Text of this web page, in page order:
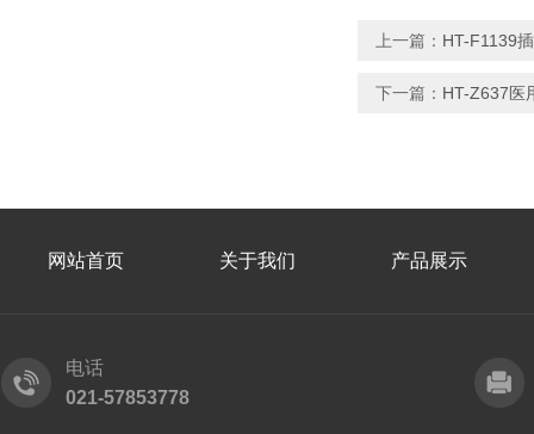
上一篇： HT-F1139
下一篇： HT-Z637医
网站首页 关于我们 产品展示
电话
021-57853778